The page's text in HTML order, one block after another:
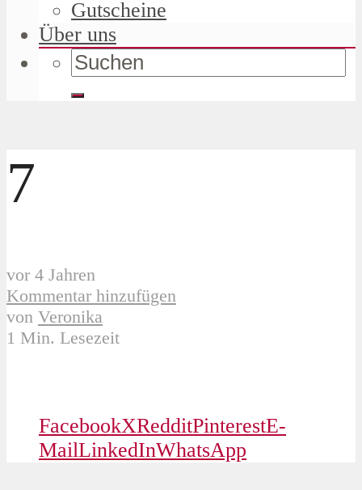
Gutscheine
Über uns
7
vor 4 Jahren
Kommentar hinzufügen
von Veronika
1 Min. Lesezeit
FacebookXRedditPinterestE-
MailLinkedInWhatsApp